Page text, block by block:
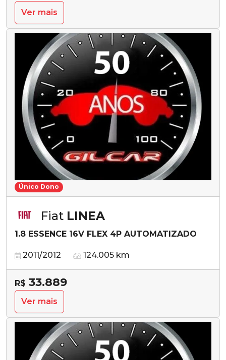
Ver mais
Único Dono
Fiat LINEA
1.8 ESSENCE 16V FLEX 4P AUTOMATIZADO
2011/2012 124.005 km
R$ 33.889
Ver mais